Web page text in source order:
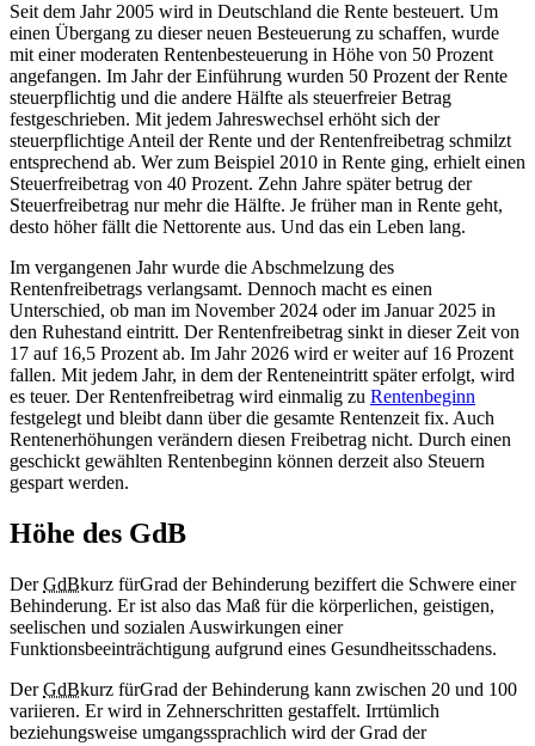
Seit dem Jahr 2005 wird in Deutschland die Rente besteuert. Um
einen Übergang zu dieser neuen Besteuerung zu schaffen, wurde
mit einer moderaten Rentenbesteuerung in Höhe von 50 Prozent
angefangen. Im Jahr der Einführung wurden 50 Prozent der Rente
steuerpflichtig und die andere Hälfte als steuerfreier Betrag
festgeschrieben. Mit jedem Jahreswechsel erhöht sich der
steuerpflichtige Anteil der Rente und der Rentenfreibetrag schmilzt
entsprechend ab. Wer zum Beispiel 2010 in Rente ging, erhielt einen
Steuerfreibetrag von 40 Prozent. Zehn Jahre später betrug der
Steuerfreibetrag nur mehr die Hälfte. Je früher man in Rente geht,
desto höher fällt die Nettorente aus. Und das ein Leben lang.
Im vergangenen Jahr wurde die Abschmelzung des
Rentenfreibetrags verlangsamt. Dennoch macht es einen
Unterschied, ob man im November 2024 oder im Januar 2025 in
den Ruhestand eintritt. Der Rentenfreibetrag sinkt in dieser Zeit von
17 auf 16,5 Prozent ab. Im Jahr 2026 wird er weiter auf 16 Prozent
fallen. Mit jedem Jahr, in dem der Renteneintritt später erfolgt, wird
es teuer. Der Rentenfreibetrag wird einmalig zu Rentenbeginn
festgelegt und bleibt dann über die gesamte Rentenzeit fix. Auch
Rentenerhöhungen verändern diesen Freibetrag nicht. Durch einen
geschickt gewählten Rentenbeginn können derzeit also Steuern
gespart werden.
Höhe des GdB
DerGdBkurz fürGrad der Behinderung beziffert die Schwere einer
Behinderung. Er ist also das Maß für die körperlichen, geistigen,
seelischen und sozialen Auswirkungen einer
Funktionsbeeinträchtigung aufgrund eines Gesundheitsschadens.
DerGdBkurz fürGrad der Behinderung kann zwischen 20 und 100
variieren. Er wird in Zehnerschritten gestaffelt. Irrtümlich
beziehungsweise umgangssprachlich wird der Grad der